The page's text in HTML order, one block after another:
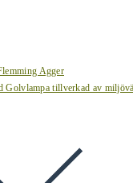
Agger
Golvlampa tillverkad av